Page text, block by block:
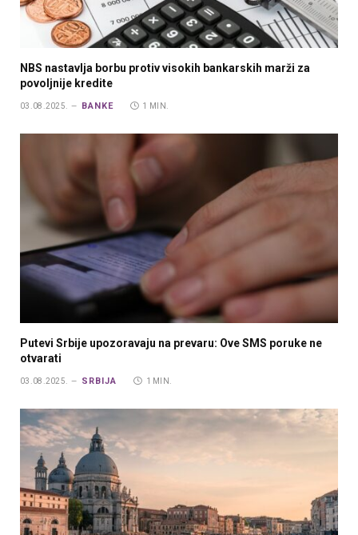
NBS nastavlja borbu protiv visokih bankarskih marži za
povoljnije kredite
03.08.2025. BANKE 1 MIN.
Putevi Srbije upozoravaju na prevaru: Ove SMS poruke ne
otvarati
03.08.2025. SRBIJA 1 MIN.